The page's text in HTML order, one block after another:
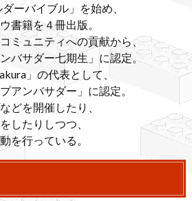
ーバイブル」を始め、
書籍を４冊出版。
ミュニティへの貢献から、
バサダー七期生」に認定。
」の代表として、
アンバサダー」に認定。
どを開催したり、
したりしつつ、
を行っている。